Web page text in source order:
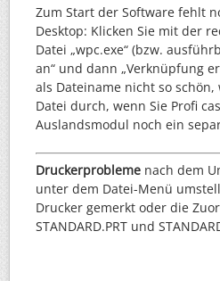
Zum Start der Software fehlt
Desktop: Klicken Sie mit der
Datei „wpc.exe“ (bzw.
an“ und dann „Verknüpfung
als Dateiname nicht so schön,
Datei durch, wenn Sie Profi
Auslandsmodul noch ein
Druckerprobleme nach dem
unter dem Datei-Menü
Drucker gemerkt oder die
STANDARD.PRT und